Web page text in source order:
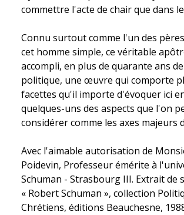
commettre l'acte de chair que dans
Connu surtout comme l'un des
cet homme simple, ce véritable
accompli, en plus de quarante ans
politique, une œuvre qui comporte
facettes qu'il importe d'évoquer ici
quelques-uns des aspects que l'on
considérer comme les axes majeurs
Avec l'aimable autorisation de
Poidevin, Professeur émérite à
Schuman - Strasbourg III. Extrait de
« Robert Schuman », collection
Chrétiens, éditions Beauchesne,